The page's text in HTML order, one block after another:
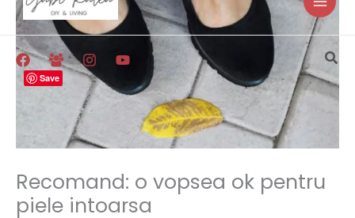
content
Recomand: o vopsea ok pentru
piele intoarsa
Save